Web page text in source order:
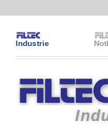
Industrie